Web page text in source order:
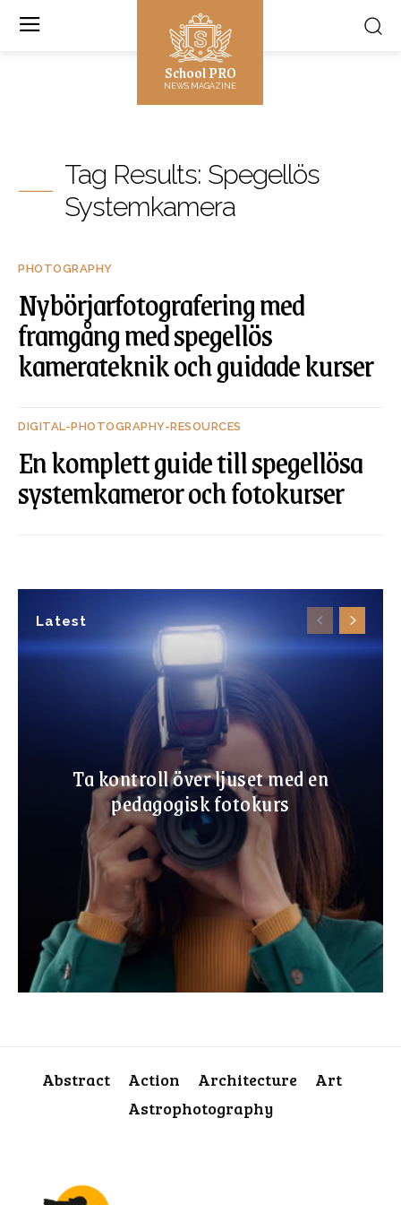
School PRO
NEWS MAGAZINE
Latest
Ta kontroll över ljuset med en
pedagogisk fotokurs
Tag Results: Spegellös
Systemkamera
PHOTOGRAPHY
Nybörjarfotografering med
framgång med spegellös
kamerateknik och guidade kurser
DIGITAL-PHOTOGRAPHY-RESOURCES
En komplett guide till spegellösa
systemkameror och fotokurser
Abstract Action Architecture
Art
Astrophotography